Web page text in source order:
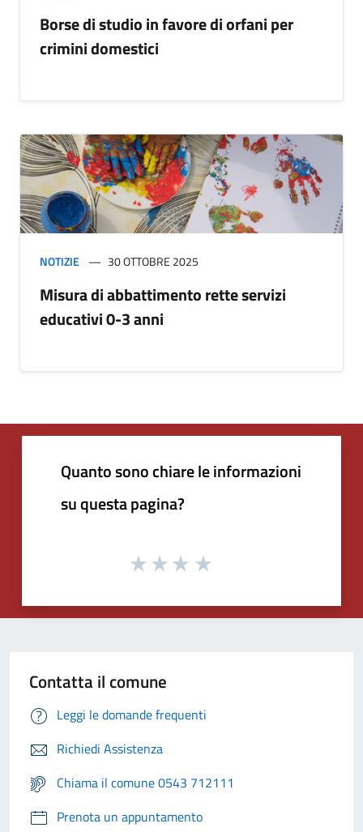
Borse di studio in favore di orfani per
crimini domestici
NOTIZIE 30 OTTOBRE 2025
Misura di abbattimento rette servizi
educativi 0-3 anni
Quanto sono chiare le informazioni
su questa pagina?
Contatta il comune
Leggi le domande frequenti
Richiedi Assistenza
Chiama il comune 0543 712111
Prenota un appuntamento